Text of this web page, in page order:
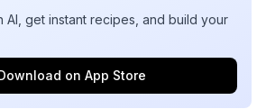
AI, get instant recipes, and build your
on App Store